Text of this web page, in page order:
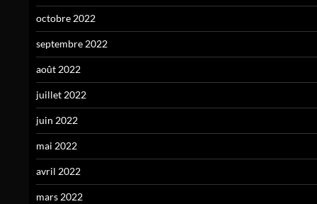
octobre 2022
septembre 2022
août 2022
juillet 2022
juin 2022
mai 2022
avril 2022
mars 2022